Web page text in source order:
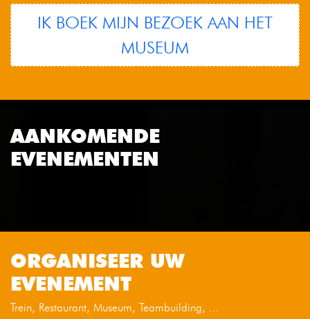
IK BOEK MIJN BEZOEK AAN HET
MUSEUM
AANKOMENDE
EVENEMENTEN
ORGANISEER UW
EVENEMENT
Trein, Restaurant, Museum, Teambuilding, ...